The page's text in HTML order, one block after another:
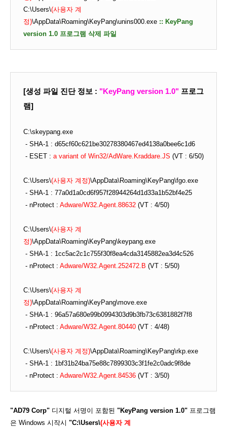
C:\Users\(사용자 계
정)\AppData\Roaming\KeyPang\unins000.exe :: KeyPang
version 1.0 프로그램 삭제 파일
[생성 파일 진단 정보 : "KeyPang version 1.0" 프로그
램]
C:\skeypang.exe
- SHA-1 : d65cf60c621be30278380467ed4138a0bee6c1d6
- ESET : a variant of Win32/AdWare.Kraddare.JS (VT : 6/50)
C:\Users\(사용자 계정)\AppData\Roaming\KeyPang\fgo.exe
- SHA-1 : 77a0d1a0cd6f957f28944264d1d33a1b52bf4e25
- nProtect : Adware/W32.Agent.88632 (VT : 4/50)
C:\Users\(사용자 계
정)\AppData\Roaming\KeyPang\keypang.exe
- SHA-1 : 1cc5ac2c1c755f30f8ea4cda3145882ea3d4c526
- nProtect : Adware/W32.Agent.252472.B (VT : 5/50)
C:\Users\(사용자 계
정)\AppData\Roaming\KeyPang\move.exe
- SHA-1 : 96a57a680e99b0994303d9b3fb73c6381882f7f8
- nProtect : Adware/W32.Agent.80440 (VT : 4/48)
C:\Users\(사용자 계정)\AppData\Roaming\KeyPang\rkp.exe
- SHA-1 : 1bf31b24ba75e88c7899303c3f1fe2c0adc9f8de
- nProtect : Adware/W32.Agent.84536 (VT : 3/50)
"AD79 Corp" 디지털 서명이 포함된 "KeyPang version 1.0" 프로그램
은 Windows 시작시 "C:\Users\(사용자 계